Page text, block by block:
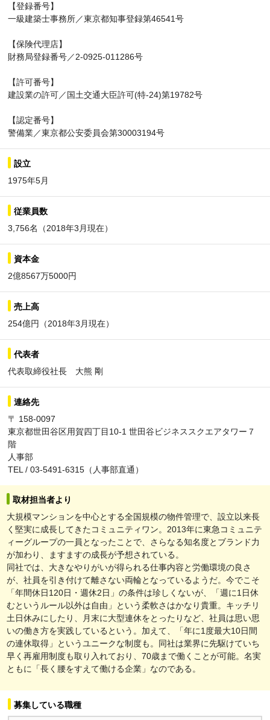
【登録番号】
一級建築士事務所／東京都知事登録第46541号
【保険代理店】
財務局登録番号／2-0925-011286号
【許可番号】
建設業の許可／国土交通大臣許可(特-24)第19782号
【認定番号】
警備業／東京都公安委員会第30003194号
設立
1975年5月
従業員数
3,756名（2018年3月現在）
資本金
2億8567万5000円
売上高
254億円（2018年3月現在）
代表者
代表取締役社長 大熊 剛
連絡先
〒 158-0097
東京都世田谷区用賀四丁目10-1 世田谷ビジネススクエアタワー７
階
人事部
TEL / 03-5491-6315（人事部直通）
取材担当者より
大規模マンションを中心とする全国規模の物件管理で、設立以来長
く堅実に成長してきたコミュニティワン。2013年に東急コミュニテ
ィーグループの一員となったことで、さらなる知名度とブランド力
が加わり、ますますの成長が予想されている。
同社では、大きなやりがいが得られる仕事内容と労働環境の良さ
が、社員を引き付けて離さない両輪となっているようだ。今でこそ
「年間休日120日・週休2日」の条件は珍しくないが、「週に1日休
むというルール以外は自由」という柔軟さはかなり貴重。キッチリ
土日休みにしたり、月末に大型連休をとったりなど、社員は思い思
いの働き方を実践しているという。加えて、「年に1度最大10日間
の連休取得」というユニークな制度も。同社は業界に先駆けていち
早く再雇用制度も取り入れており、70歳まで働くことが可能。名実
ともに「長く腰をすえて働ける企業」なのである。
募集している職種